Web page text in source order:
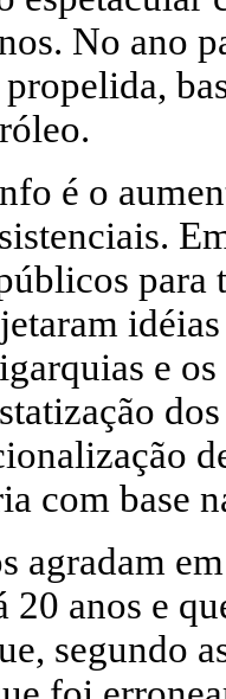
No ano
é o
e
com base
agradam
20 anos e
segundo